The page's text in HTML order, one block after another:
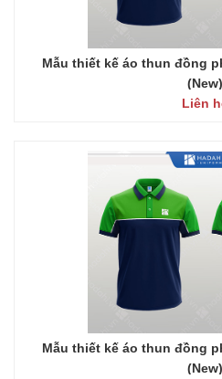
Mẫu thiết kế áo thun đồng
(New)
Liên
Mẫu thiết kế áo thun đồng
(New)